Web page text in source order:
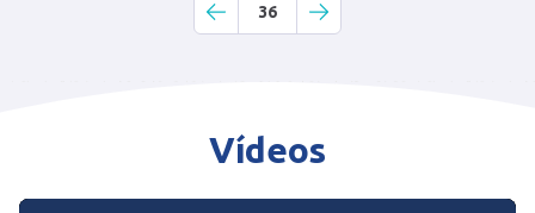
36
Vídeos